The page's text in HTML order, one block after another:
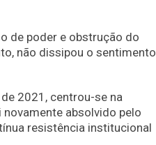
de poder e obstrução do
não dissipou o sentimento
2021, centrou-se na
absolvido pelo
resistência institucional